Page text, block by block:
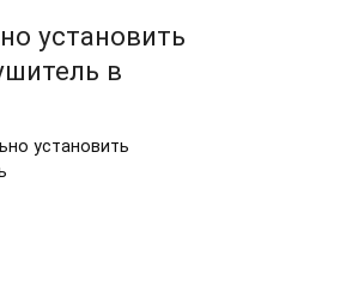
установить
в
установить